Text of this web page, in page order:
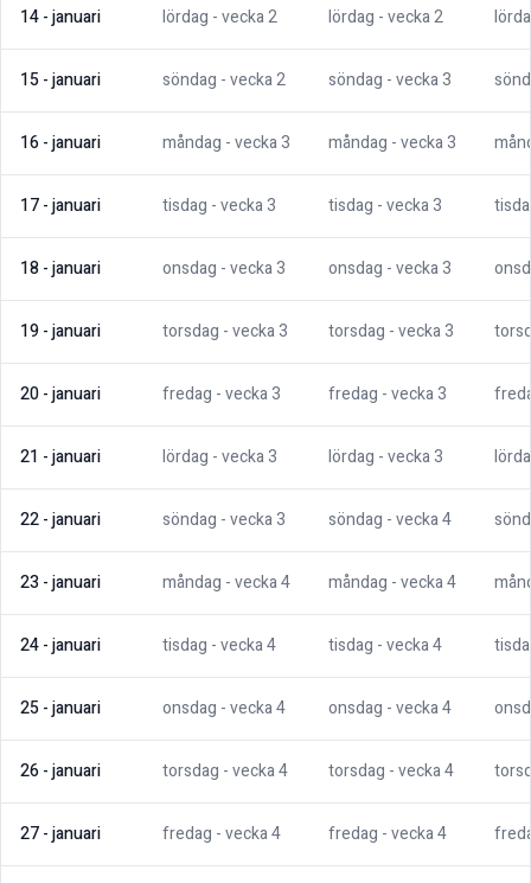
14-januari lördag - vecka2 lördag - vecka2
15-januari söndag - vecka2 söndag - vecka3
16-januari måndag - vecka3 måndag - vecka3
17-januari tisdag - vecka3 tisdag - vecka3
18-januari onsdag - vecka3 onsdag - vecka3
19-januari torsdag - vecka3 torsdag - vecka3
20-januari fredag - vecka3 fredag - vecka3
21 -januari lördag - vecka3 lördag - vecka3
22-januari söndag - vecka3 söndag - vecka4
23 -januari måndag - vecka4 måndag - vecka4
24-januari tisdag - vecka4 tisdag - vecka4
25-januari onsdag - vecka4 onsdag - vecka4
26-januari torsdag - vecka4 torsdag - vecka4
27-januari fredag - vecka4 fredag - vecka4